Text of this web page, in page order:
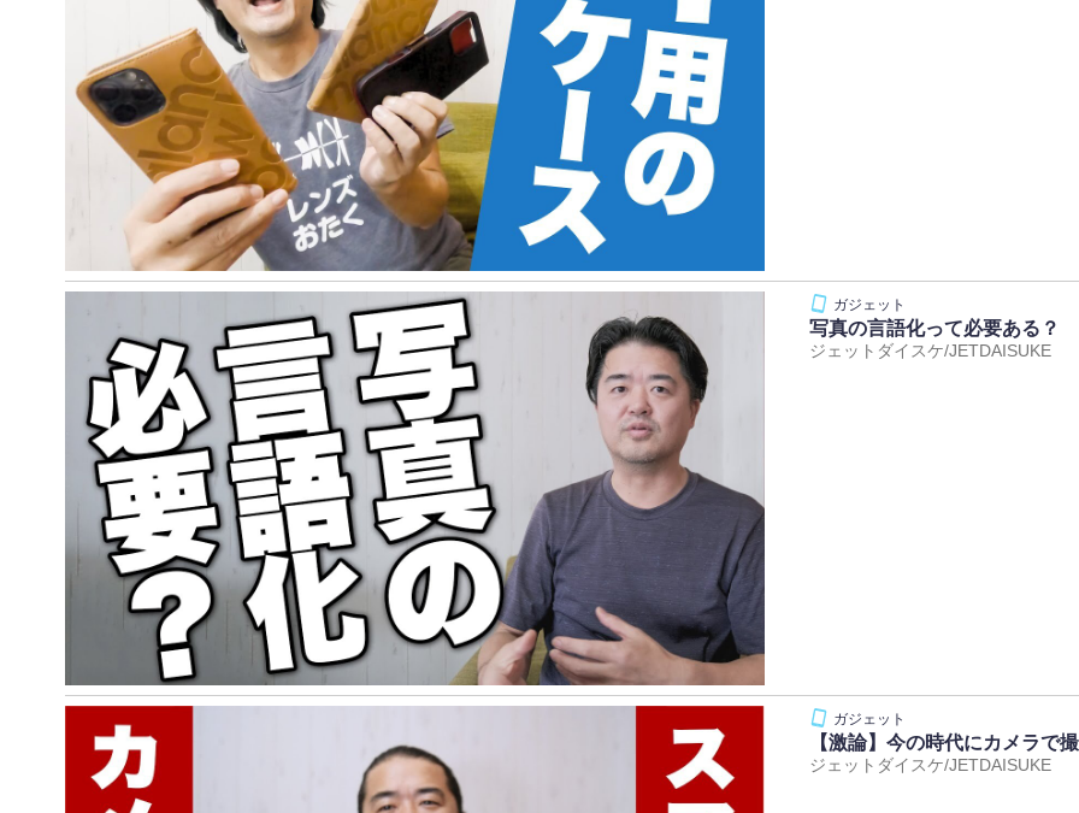
写真の言語化って必要ある？
ジェットダイスケ/JETDAISUKE
【激論】今の時代にカメラで
ジェットダイスケ/JETDAISUKE